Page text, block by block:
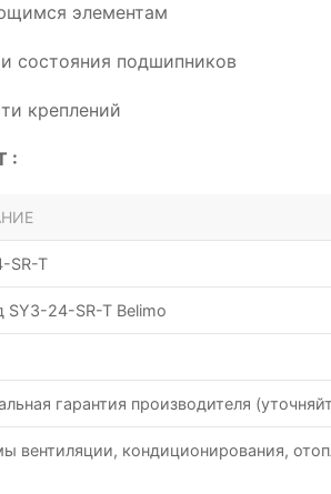
элементам
состояния подшипников
креплений
:
SR-T
SY3-24-SR-T Belimo
гарантия производителя
вентиляции, кондиционирования,